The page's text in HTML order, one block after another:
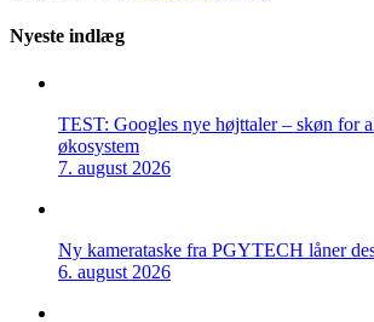
Nyeste indlæg
TEST: Googles nye højttaler – skøn for
økosystem
7. august 2026
Ny kamerataske fra PGYTECH låner
6. august 2026